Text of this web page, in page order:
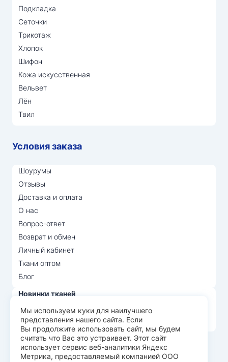
Подкладка
Сеточки
Трикотаж
Хлопок
Шифон
Кожа искусственная
Вельвет
Лён
Твил
Условия заказа
Шоурумы
Отзывы
Доставка и оплата
О нас
Вопрос-ответ
Возврат и обмен
Личный кабинет
Ткани оптом
Блог
Новинки тканей
Распродажа тканей
Лидеры продаж
© Арт Текс — продажа тканей оптом, 2026
Мы используем куки для наилучшего
представления нашего сайта. Если
Вы продолжите использовать сайт, мы будем
считать что Вас это устраивает. Этот сайт
использует сервис веб-аналитики Яндекс
Метрика, предоставляемый компанией ООО